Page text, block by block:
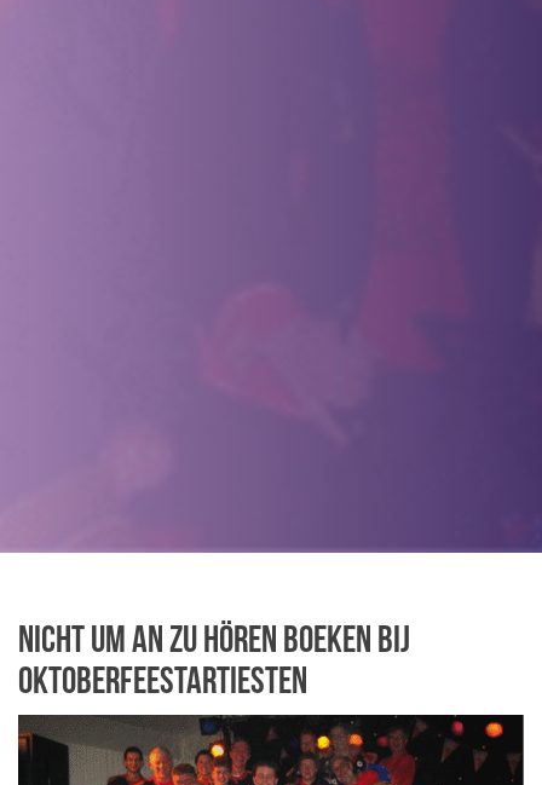
Nicht Um An Zu Hören boeken bij
Oktoberfeestartiesten